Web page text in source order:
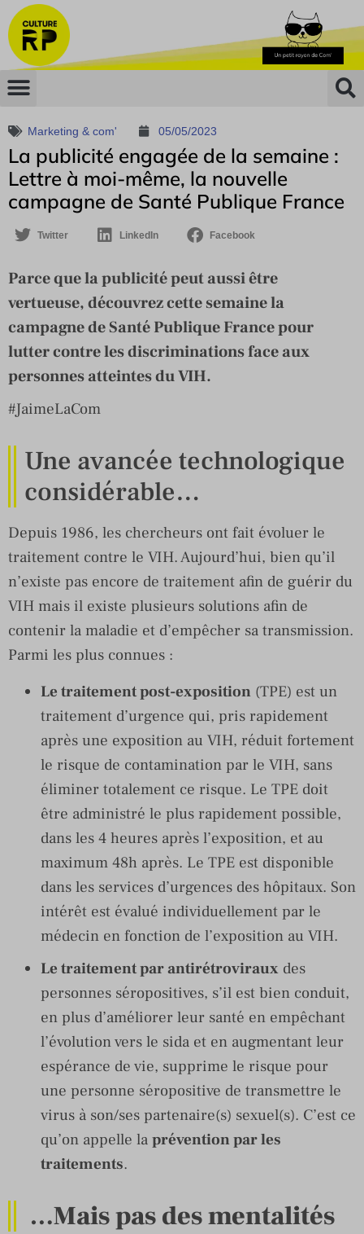
Marketing & com' 05/05/2023
La publicité engagée de la semaine :
Lettre à moi-même, la nouvelle
campagne de Santé Publique France
Twitter LinkedIn Facebook
Parce que la publicité peut aussi être
vertueuse, découvrez cette semaine la
campagne de Santé Publique France pour
lutter contre les discriminations face aux
personnes atteintes du VIH.
#JaimeLaCom
Une avancée technologique
considérable…
Depuis 1986, les chercheurs ont fait évoluer le
traitement contre le VIH. Aujourd’hui, bien qu’il
n’existe pas encore de traitement afin de guérir du
VIH mais il existe plusieurs solutions afin de
contenir la maladie et d’empêcher sa transmission.
Parmi les plus connues :
Le traitement post-exposition (TPE) est un
traitement d’urgence qui, pris rapidement
après une exposition au VIH, réduit fortement
le risque de contamination par le VIH, sans
éliminer totalement ce risque. Le TPE doit
être administré le plus rapidement possible,
dans les 4 heures après l’exposition, et au
maximum 48h après. Le TPE est disponible
dans les services d’urgences des hôpitaux. Son
intérêt est évalué individuellement par le
médecin en fonction de l’exposition au VIH.
Le traitement par antirétroviraux des
personnes séropositives, s’il est bien conduit,
en plus d’améliorer leur santé en empêchant
l’évolution vers le sida et en augmentant leur
espérance de vie, supprime le risque pour
une personne séropositive de transmettre le
virus à son/ses partenaire(s) sexuel(s). C’est ce
qu’on appelle la prévention par les
traitements.
…Mais pas des mentalités